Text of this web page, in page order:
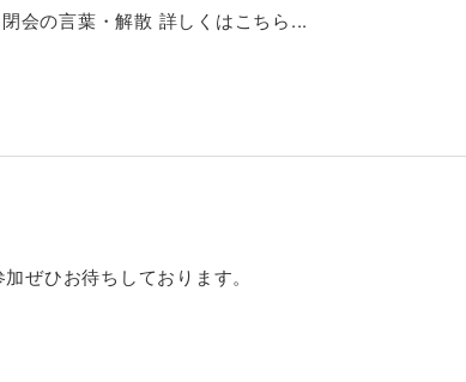
の言葉・解散 詳しくはこちら...
ぜひお待ちしております。